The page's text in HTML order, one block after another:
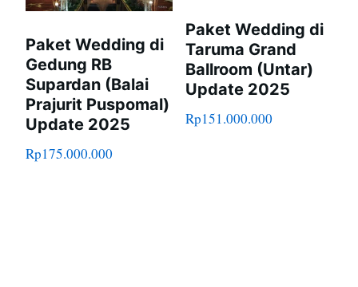
Paket Wedding di
Gedung RB
Supardan (Balai
Prajurit Puspomal)
Update 2025
Rp175.000.000
Paket Wedding di
Taruma Grand
Ballroom (Untar)
Update 2025
Rp151.000.000